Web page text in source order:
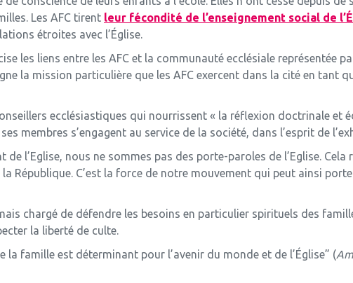
Les AFC tirent leur fécondité de l’enseignement social de
étroites avec l’Église.
les liens entre les AFC et la communauté ecclésiale représentée
la mission particulière que les AFC exercent dans la cité en tant
ecclésiastiques qui nourrissent « la réflexion doctrinale et
membres s’engagent au service de la société, dans l’esprit de
l’Eglise, nous ne sommes pas des porte-paroles de l’Eglise.
République. C’est la force de notre mouvement qui peut ainsi
chargé de défendre les besoins en particulier spirituels des
la liberté de culte.
la famille est déterminant pour l’avenir du monde et de l’Église” (